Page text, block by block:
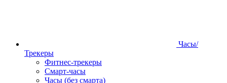
Часы/
Трекеры
Фитнес-трекеры
Смарт-часы
Часы (без смарта)